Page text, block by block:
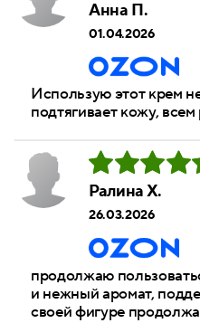
Анна П.
01.04.2026
Использую этот крем
подтягивает кожу,
Ралина Х.
26.03.2026
продолжаю
и нежный аромат,
своей фигуре